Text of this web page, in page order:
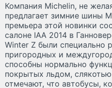
Компания Michelin, не
предлагает зимние шины
премьера этой новинки
салоне IAA 2014 в
Winter Z были специально
пригородных и
способны нормально
покрытых льдом,
отмечают, что автобусы,